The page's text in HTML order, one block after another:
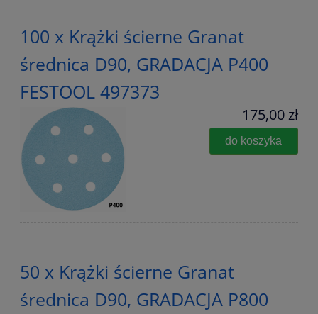
100 x Krążki ścierne Granat
średnica D90, GRADACJA P400
FESTOOL 497373
175,00 zł
do koszyka
50 x Krążki ścierne Granat
średnica D90, GRADACJA P800